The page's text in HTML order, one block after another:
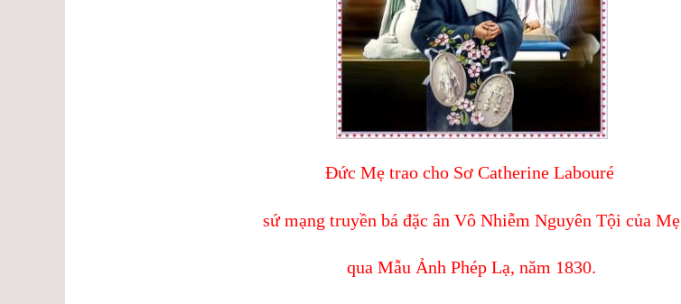
Đức Mẹ trao cho Sơ Catherine Labouré
sứ mạng truyền bá đặc ân Vô Nhiễm Nguyên Tội của Mẹ
qua Mẫu Ảnh Phép Lạ, năm 1830.